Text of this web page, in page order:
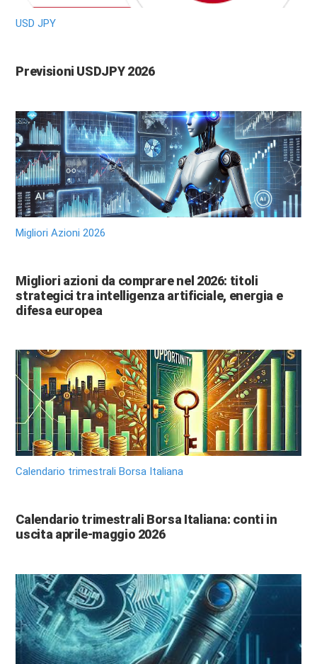
USD JPY
Previsioni USDJPY 2026
Migliori Azioni 2026
Migliori azioni da comprare nel 2026: titoli
strategici tra intelligenza artificiale, energia e
difesa europea
Calendario trimestrali Borsa Italiana
Calendario trimestrali Borsa Italiana: conti in
uscita aprile-maggio 2026